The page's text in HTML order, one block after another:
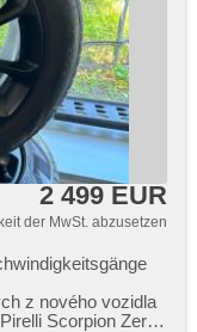
2 499 EUR
der MwSt. abzusetzen
z nového vozidla
Scorpion Zero